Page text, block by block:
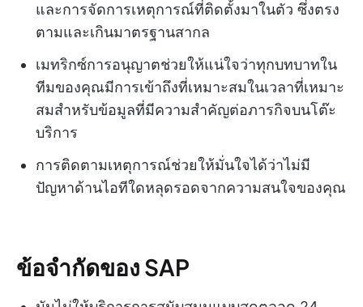
และการจัดการเหตุการณ์ที่ติดตั้งมาในตัว ซึ่งตรง
ตามและเกินมาตรฐานสากล
เมทริกซ์การอนุญาตช่วยให้แน่ใจว่าทุกบทบาทใน
ทีมของคุณมีการเข้าถึงที่เหมาะสมในเวลาที่เหมาะ
สมสำหรับข้อมูลที่มีความสำคัญต่อภารกิจบนโต๊ะ
บริการ
การติดตามเหตุการณ์ช่วยให้มั่นใจได้ว่าไม่มี
ปัญหาด้านไอทีใดหลุดรอดจากความสนใจของคุณ
ข้อจำกัดของ SAP